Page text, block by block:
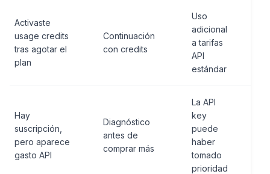
Activaste
usage credits
tras agotar el
plan
Continuación
con credits
Uso
adicional
a tarifas
API
estándar
Hay
suscripción,
pero aparece
gasto API
Diagnóstico
antes de
comprar más
La API
key
puede
haber
tomado
prioridad